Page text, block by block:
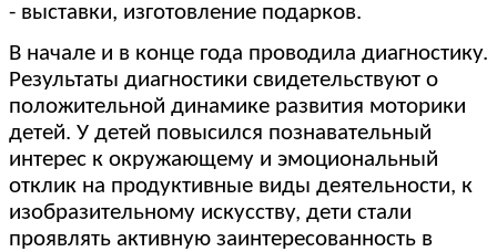
- выставки, изготовление подарков.
В начале и в конце года проводила диагностику.
Результаты диагностики свидетельствуют о
положительной динамике развития моторики
детей. У детей повысился познавательный
интерес к окружающему и эмоциональный
отклик на продуктивные виды деятельности, к
изобразительному искусству, дети стали
проявлять активную заинтересованность в